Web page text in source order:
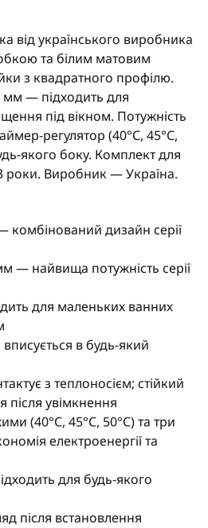
від українського виробника
та білим матовим
з квадратного профілю.
мм — підходить для
під вікном. Потужність
регулятор (40°С, 45°С,
якого боку. Комплект для
роки. Виробник — Україна.
комбінований дизайн серії
— найвища потужність серії
для маленьких ванних
в будь-який
з теплоносієм; стійкий
увімкнення
(40°С, 45°С, 50°С) та три
електроенергії та
для будь-якого
після встановлення